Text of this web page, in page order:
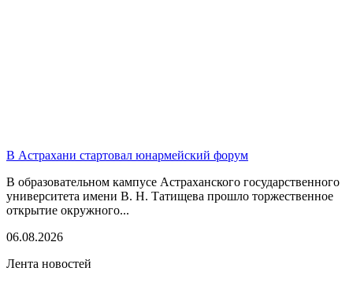
В Астрахани стартовал юнармейский форум
В образовательном кампусе Астраханского государственного
университета имени В. Н. Татищева прошло торжественное
открытие окружного...
06.08.2026
Лента новостей